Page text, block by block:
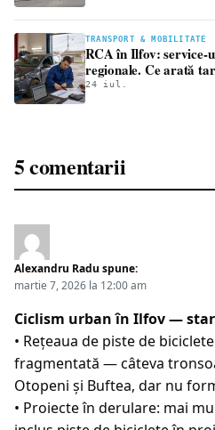
TRANSPORT & MOBILITATE
RCA în Ilfov: service-
regionale. Ce arată
interveni BAAR
24 iul.
5 comentarii
Alexandru Radu spune:
martie 7, 2026 la 12:00 am
Ciclism urban în Ilfov —
• Rețeaua de piste de
fragmentată — câteva
Otopeni și Buftea, dar nu
• Proiecte în derulare: mai